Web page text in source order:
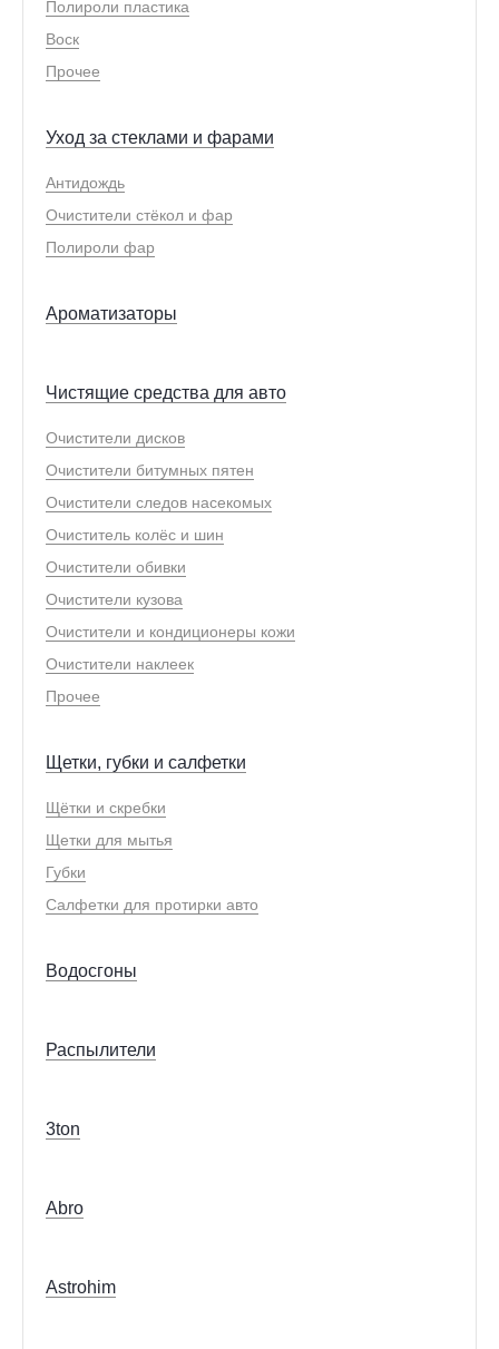
Полироли пластика
Воск
Прочее
Уход за стеклами и фарами
Антидождь
Очистители стёкол и фар
Полироли фар
Ароматизаторы
Чистящие средства для авто
Очистители дисков
Очистители битумных пятен
Очистители следов насекомых
Очиститель колёс и шин
Очистители обивки
Очистители кузова
Очистители и кондиционеры кожи
Очистители наклеек
Прочее
Щетки, губки и салфетки
Щётки и скребки
Щетки для мытья
Губки
Салфетки для протирки авто
Водосгоны
Распылители
3ton
Abro
Astrohim